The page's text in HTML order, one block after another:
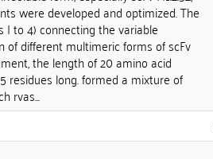
were developed and optimized. The
I to 4) connecting the variable
different multimeric forms of scFv
the length of 20 amino acid
residues long. formed a mixture of
rvas...